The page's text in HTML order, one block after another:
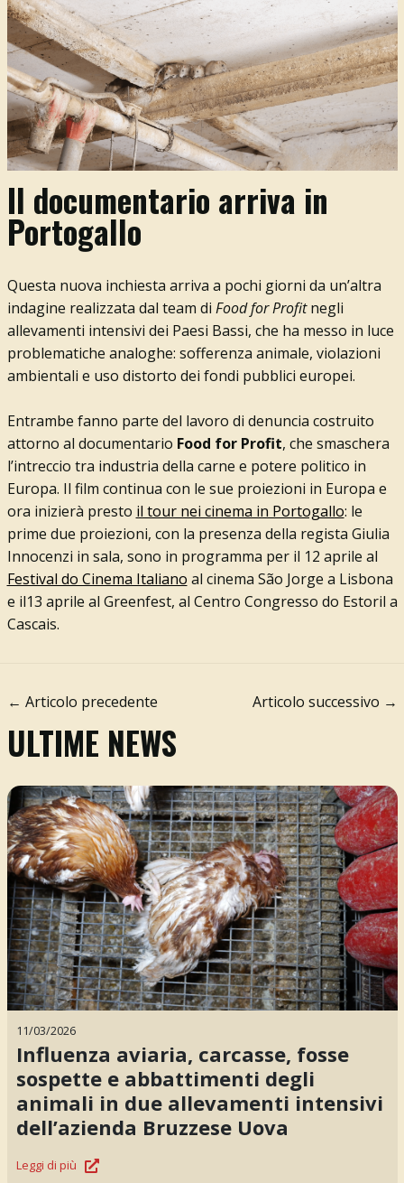
Il documentario arriva in
Portogallo
Questa nuova inchiesta arriva a pochi giorni da un’altra
indagine realizzata dal team di Food for Profitnegli
allevamenti intensivi dei Paesi Bassi, che ha messo in luce
problematiche analoghe: sofferenza animale, violazioni
ambientali e uso distorto dei fondi pubblici europei.
Entrambe fanno parte del lavoro di denuncia costruito
attorno al documentario Food for Profit, che smaschera
l’intreccio tra industria della carne e potere politico in
Europa. Il film continua con le sue proiezioni in Europa e
ora inizierà presto il tour nei cinema in Portogallo: le
prime due proiezioni, con la presenza della regista Giulia
Innocenzi in sala, sono in programma per il 12 aprile al
Festival do Cinema Italiano al cinema São Jorge a Lisbona
e il13 aprile al Greenfest, al Centro Congresso do Estoril a
Cascais.
← Articolo precedente Articolo successivo →
ULTIME NEWS
11/03/2026
Influenza aviaria, carcasse, fosse
sospette e abbattimenti degli
animali in due allevamenti intensivi
dell’azienda Bruzzese Uova
Leggi di più